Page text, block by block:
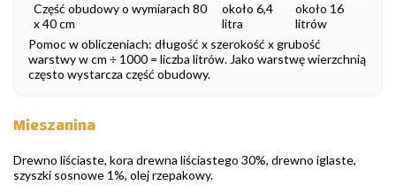
Część obudowy o wymiarach 80
x 40 cm
około 6,4
litra
około 16
litrów
Pomoc w obliczeniach: długość x szerokość x grubość
warstwy w cm ÷ 1000 = liczba litrów. Jako warstwę wierzchnią
często wystarcza część obudowy.
Mieszanina
Drewno liściaste, kora drewna liściastego 30%, drewno iglaste,
szyszki sosnowe 1%, olej rzepakowy.